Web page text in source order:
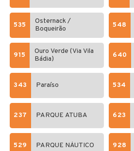
535
Osternack /
Boqueirão
548
915
Ouro Verde (Via Vila
Bádia)
640
343 Paraíso 534
237 PARQUE ATUBA 623
529 PARQUE NÁUTICO 928